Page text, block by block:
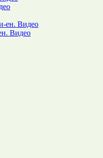
Видео